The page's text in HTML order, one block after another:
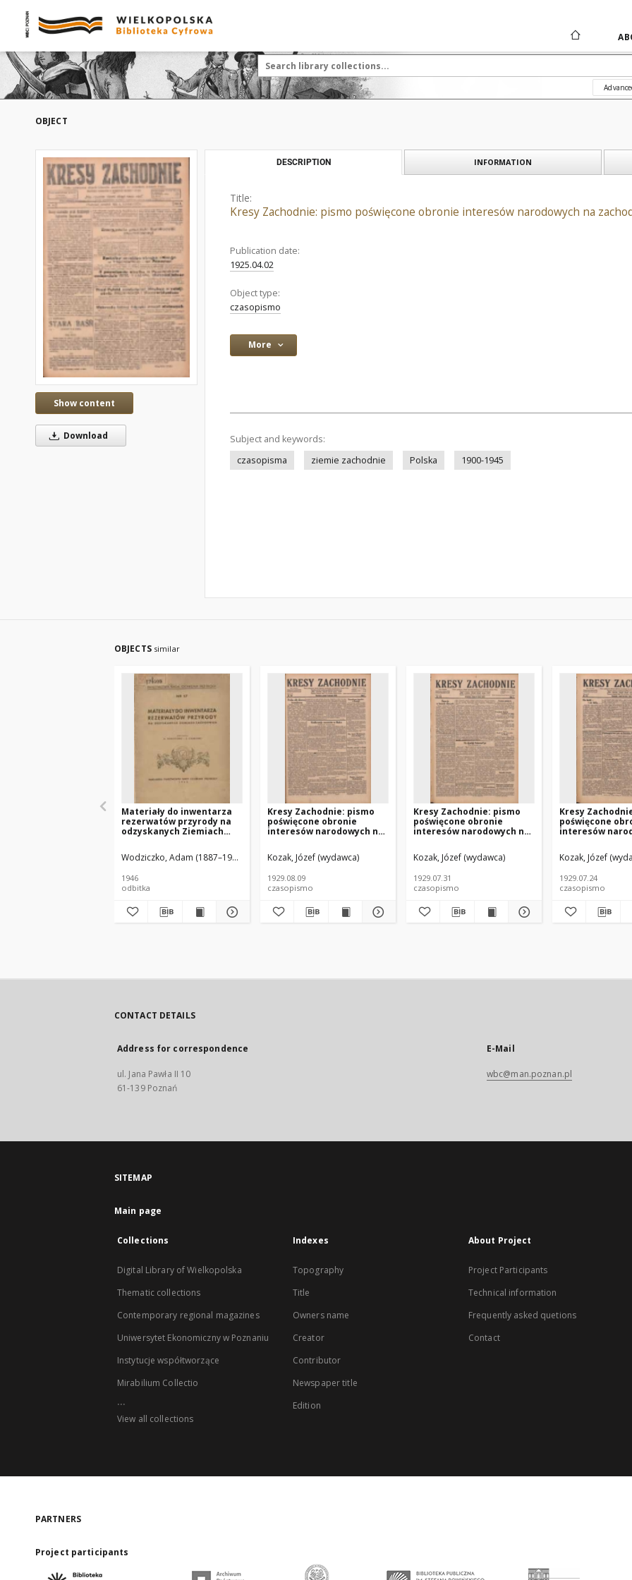
OBJECT
Show content
Download
DESCRIPTION INFORMATION
Title:
Kresy Zachodnie: pismo poświęcone obronie interesów narodowych na
Publication date:
1925.04.02
Object type:
czasopismo
More
Subject and keywords:
czasopisma
ziemie zachodnie Polska 1900-1945
OBJECTS similar
Materiały do inwentarza
rezerwatów przyrody na
odzyskanych Ziemiach
Wodziczko, Adam (1887–1948)
Czubiński, Z. (1912–1967)
1946
odbitka
Kresy Zachodnie: pismo
poświęcone obronie
interesów narodowych na
Polski 1929.08.09 R.7 Nr181
Kozak, Józef (wydawca)
1929.08.09
czasopismo
Kresy Zachodnie: pismo
poświęcone obronie
interesów narodowych na
Polski 1929.07.31 R.7 Nr173
Kozak, Józef (wydawca)
1929.07.31
czasopismo
Kresy
poświęcone
interesów
Polski
Kozak, Józef
1929.07.24
czasopismo
CONTACT DETAILS
Address for correspondence
ul. Jana Pawła II 10
61-139 Poznań
E-Mail
wbc@man.poznan.pl
SITEMAP
Main page
Collections
Digital Library of Wielkopolska
Thematic collections
Contemporary regional magazines
Uniwersytet Ekonomiczny w Poznaniu
Instytucje współtworzące
Mirabilium Collectio
...
View all collections
Indexes
Topography
Title
Owners name
Creator
Contributor
Newspaper title
Edition
About Project
Project Participants
Technical information
Frequently asked quetions
Contact
PARTNERS
Project participants